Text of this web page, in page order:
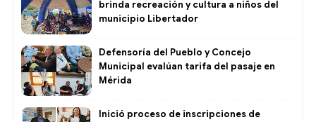
brinda recreación y cultura a niños del
municipio Libertador
Defensoría del Pueblo y Concejo
Municipal evalúan tarifa del pasaje en
Mérida
Inició proceso de inscripciones de